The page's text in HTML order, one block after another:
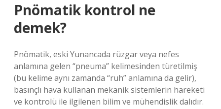
Pnömatik kontrol ne
demek?
Pnömatik, eski Yunancada rüzgar veya nefes
anlamına gelen “pneuma” kelimesinden türetilmiş
(bu kelime aynı zamanda “ruh” anlamına da gelir),
basınçlı hava kullanan mekanik sistemlerin hareketi
ve kontrolü ile ilgilenen bilim ve mühendislik dalıdır.